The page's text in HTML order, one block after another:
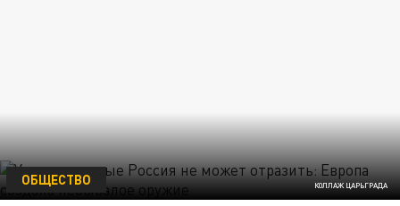
КОЛЛАЖ ЦАРЬГРАДА
ОБЩЕСТВО